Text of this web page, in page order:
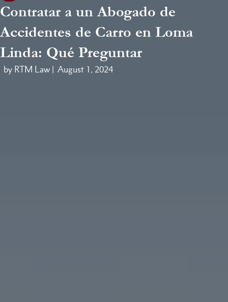
Contratar a un Abogado de
Accidentes de Carro en Loma
Linda: Qué Preguntar
by RTM Law | August 1, 2024